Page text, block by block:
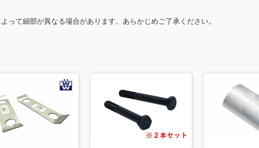
って細部が異なる場合があります。あらかじめご了承ください。